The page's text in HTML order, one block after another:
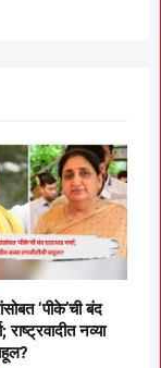
‘पीके’ची बंद
राष्ट्रवादीत नव्या